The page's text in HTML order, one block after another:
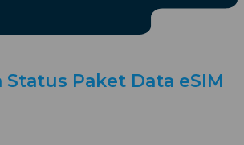
Status Paket Data eSIM